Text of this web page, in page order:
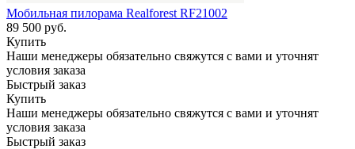
Мобильная пилорама Realforest RF21002
89 500 руб.
Купить
Наши менеджеры обязательно свяжутся с вами и уточнят
условия заказа
Быстрый заказ
Купить
Наши менеджеры обязательно свяжутся с вами и уточнят
условия заказа
Быстрый заказ